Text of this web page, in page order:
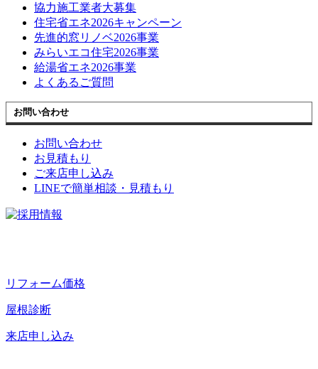
協力施工業者大募集
住宅省エネ2026キャンペーン
先進的窓リノベ2026事業
みらいエコ住宅2026事業
給湯省エネ2026事業
よくあるご質問
お問い合わせ
お問い合わせ
お見積もり
ご来店申し込み
LINEで簡単相談・見積もり
リフォーム価格
屋根診断
来店申し込み